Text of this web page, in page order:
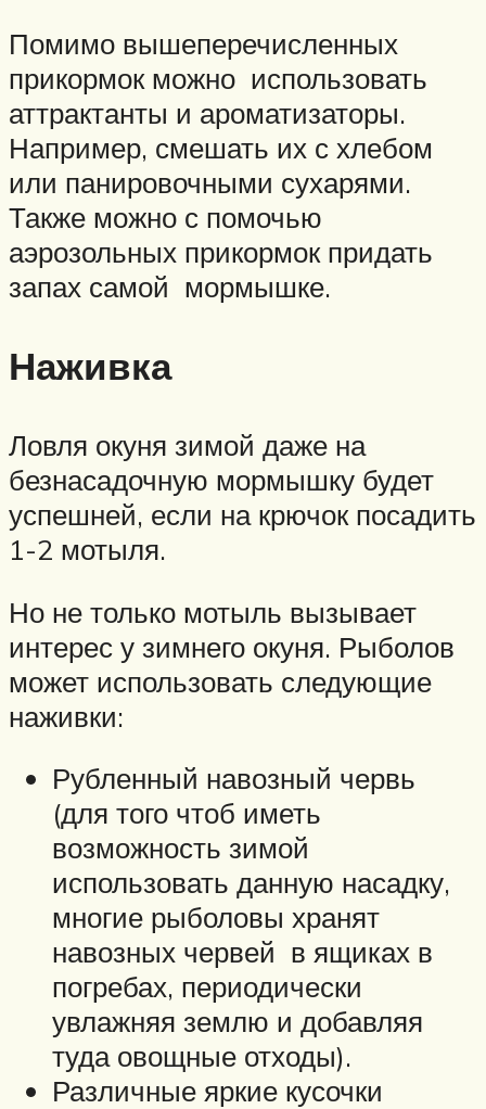
Помимо вышеперечисленных
прикормок можно использовать
аттрактанты и ароматизаторы.
Например, смешать их с хлебом
или панировочными сухарями.
Также можно с помочью
аэрозольных прикормок придать
запах самой мормышке.
Наживка
Ловля окуня зимой даже на
безнасадочную мормышку будет
успешней, если на крючок посадить
1-2 мотыля.
Но не только мотыль вызывает
интерес у зимнего окуня. Рыболов
может использовать следующие
наживки:
Рубленный навозный червь
(для того чтоб иметь
возможность зимой
использовать данную насадку,
многие рыболовы хранят
навозных червей в ящиках в
погребах, периодически
увлажняя землю и добавляя
туда овощные отходы).
Различные яркие кусочки